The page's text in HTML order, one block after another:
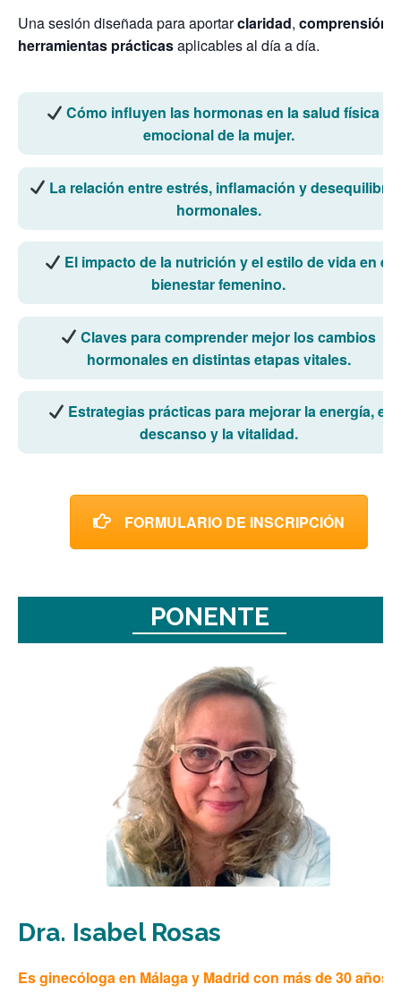
Una sesión diseñada para aportarclaridad, comprensión
herramientas prácticasaplicables al día a día.
Cómo influyen las hormonas en la salud física y
emocional de la mujer.
La relación entre estrés, inflamación y
hormonales.
El impacto de la nutrición y el estilo de vida en el
bienestar femenino.
Claves para comprender mejor los cambios
hormonales en distintas etapas vitales.
Estrategias prácticas para mejorar la energía, el
descanso y la vitalidad.
FORMULARIO DE INSCRIPCIÓN
PONENTE
Dra. Isabel Rosas
Es ginecóloga en Málaga y Madrid con más de 30 años